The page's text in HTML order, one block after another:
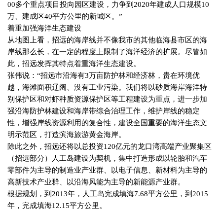
00多个重点项目投向园区建设，力争到 2020年建成人口规模10
万、建成区40平方公里的新城区。”
着重加强海洋生态建设
从地图上看，招远的海岸线并不像我市的其他临海县市区的海
岸线那么长，在一定的程度上限制了海洋经济的扩展。尽管如
此，招远发挥其特点着重海洋生态建设。
张伟说：“招远市沿海有3万亩防护林和经济林，贵在环境优
越，海滩面积辽阔、没有工业污染。我们将以砂质海岸海洋特
别保护区和对虾种质资源保护区等工程建设为重点，进一步加
强沿海防护林建设和海岸带综合治理工作，维护岸线的稳定
性，增强岸线资源利用的复合性，建设全国重要的海洋生态文
明示范区，打造滨海旅游黄金海岸。
除此之外，招远还将以总投资120亿元的龙口湾高端产业聚集区
（招远部分）人工岛建设为契机，集中打造形成以轮胎和汽车
零部件为主导的制造业产业群、以电子信息、新材料为主导的
高新技术产业群、以沿海风能为主导的新能源产业群。
根据规划，到 2013年，人工岛完成填海7.68平方公里，到 2015
年，完成填海12.15平方公里。